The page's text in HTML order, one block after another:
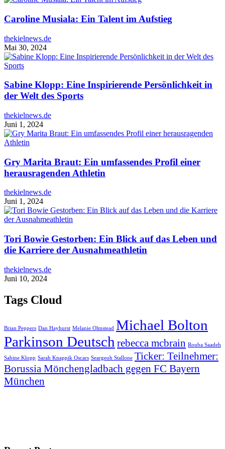
Caroline Musiala: Ein Talent im Aufstieg
thekielnews.de
Mai 30, 2024
Sabine Klopp: Eine Inspirierende Persönlichkeit in
der Welt des Sports
thekielnews.de
Juni 1, 2024
Gry Marita Braut: Ein umfassendes Profil einer
herausragenden Athletin
thekielnews.de
Juni 1, 2024
Tori Bowie Gestorben: Ein Blick auf das Leben und
die Karriere der Ausnahmeathletin
thekielnews.de
Juni 10, 2024
Tags Cloud
Brian Peppers Dan Hayhurst Melanie Olmstead Michael Bolton
Parkinson Deutsch rebecca mcbrain Rouba Saadeh
Sabine Klopp Sarah Knappik Oscars Seargeoh Stallone Ticker: Teilnehmer:
Borussia Mönchengladbach gegen FC Bayern
München